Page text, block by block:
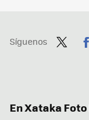
Síguenos
En Xataka